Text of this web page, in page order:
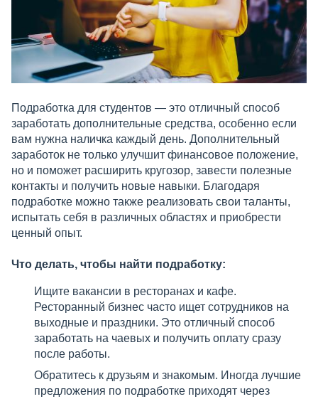
Подработка для студентов — это отличный способ
заработать дополнительные средства, особенно если
вам нужна наличка каждый день. Дополнительный
заработок не только улучшит финансовое положение,
но и поможет расширить кругозор, завести полезные
контакты и получить новые навыки. Благодаря
подработке можно также реализовать свои таланты,
испытать себя в различных областях и приобрести
ценный опыт.
Что делать, чтобы найти подработку:
Ищите вакансии в ресторанах и кафе.
Ресторанный бизнес часто ищет сотрудников на
выходные и праздники. Это отличный способ
заработать на чаевых и получить оплату сразу
после работы.
Обратитесь к друзьям и знакомым. Иногда лучшие
предложения по подработке приходят через